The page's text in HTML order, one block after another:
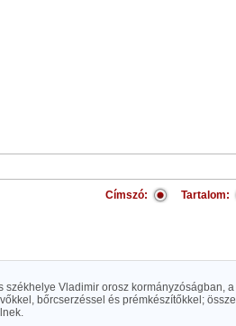
Címszó: Tartalom:
székhelye Vladimir orosz kormányzóságban,
bőrcserzéssel és prémkészítőkkel;